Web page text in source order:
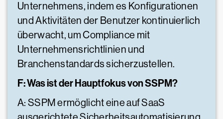
Unternehmens, indem es Konfigurationen
und Aktivitäten der Benutzer kontinuierlich
überwacht, um Compliance mit
Unternehmensrichtlinien und
Branchenstandards sicherzustellen.
F: Was ist der Hauptfokus von SSPM?
A: SSPM ermöglicht eine auf SaaS